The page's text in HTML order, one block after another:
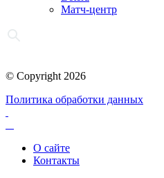
Матч-центр
© Copyright 2026
Политика обработки данных
О сайте
Контакты